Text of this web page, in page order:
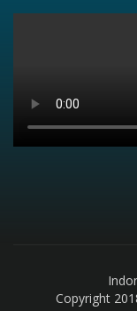
Copyright